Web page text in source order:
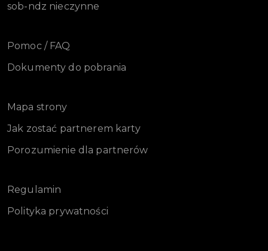
sob-ndz nieczynne
Pomoc / FAQ
Dokumenty do pobrania
Mapa strony
Jak zostać partnerem karty
Porozumienie dla partnerów
Regulamin
Polityka prywatności